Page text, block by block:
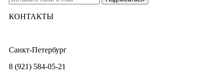
КОНТАКТЫ
Санкт-Петербург
8 (921) 584-05-21